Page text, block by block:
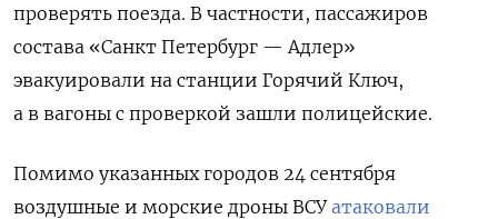
проверять поезда. В частности, пассажиров
состава «Санкт Петербург — Адлер»
эвакуировали на станции Горячий Ключ,
а в вагоны с проверкой зашли полицейские.
Помимо указанных городов 24 сентября
воздушные и морские дроны ВСУатаковали